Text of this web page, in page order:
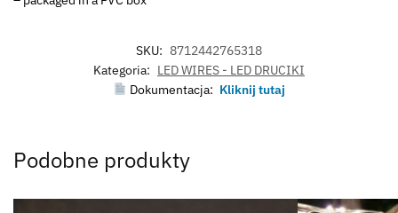
SKU: 8712442765318
Kategoria: LED WIRES - LED DRUCIKI
Dokumentacja: Kliknij tutaj
Podobne produkty